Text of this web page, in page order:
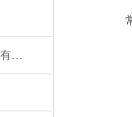
真菌毒素检测仪在医药行业有哪些应用场景？